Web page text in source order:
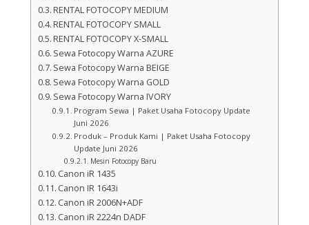
RENTAL FOTOCOPY MEDIUM
RENTAL FOTOCOPY SMALL
RENTAL FOTOCOPY X-SMALL
Sewa Fotocopy Warna AZURE
Sewa Fotocopy Warna BEIGE
Sewa Fotocopy Warna GOLD
Sewa Fotocopy Warna IVORY
Program Sewa | Paket Usaha Fotocopy Update
Juni 2026
Produk – Produk Kami | Paket Usaha Fotocopy
Update Juni 2026
Mesin Fotocopy Baru
Canon iR 1435
Canon IR 1643i
Canon iR 2006N+ADF
Canon iR 2224n DADF